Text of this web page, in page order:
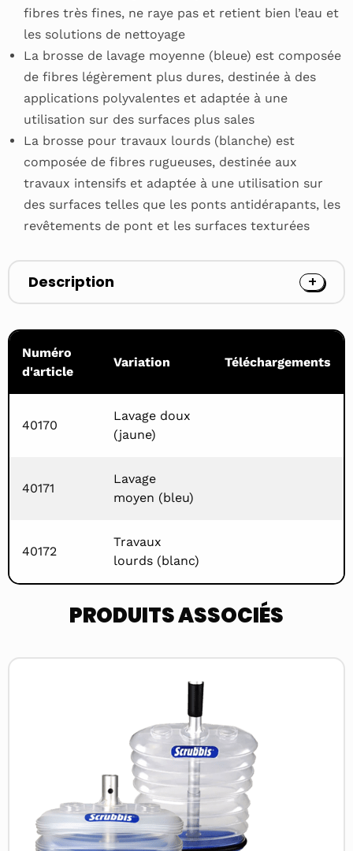
fibres très fines, ne raye pas et retient bien l’eau et
les solutions de nettoyage
La brosse de lavage moyenne (bleue) est composée
de fibres légèrement plus dures, destinée à des
applications polyvalentes et adaptée à une
utilisation sur des surfaces plus sales
La brosse pour travaux lourds (blanche) est
composée de fibres rugueuses, destinée aux
travaux intensifs et adaptée à une utilisation sur
des surfaces telles que les ponts antidérapants, les
revêtements de pont et les surfaces texturées
Description
Numéro
d'article
Variation Téléchargements
40170
Lavage doux
(jaune)
40171
Lavage
moyen (bleu)
40172
Travaux
lourds (blanc)
PRODUITS ASSOCIÉS
Read